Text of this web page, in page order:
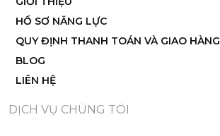
HỒ SƠ NĂNG LỰC
QUY ĐỊNH THANH TOÁN VÀ GIAO HÀNG
BLOG
LIÊN HỆ
DỊCH VỤ CHÚNG TÔI